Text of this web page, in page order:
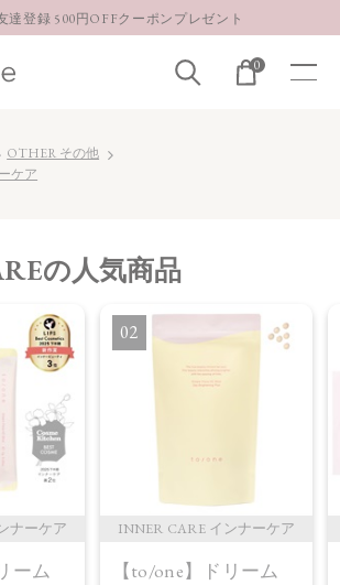
達登録 500円OFFクーポンプレゼント
お得な定期購入コースはこちら
0
OTHER その他
ケア
の人気商品
ナーケア
ーム
2
INNER CARE インナーケア
【to/one】ドリーム